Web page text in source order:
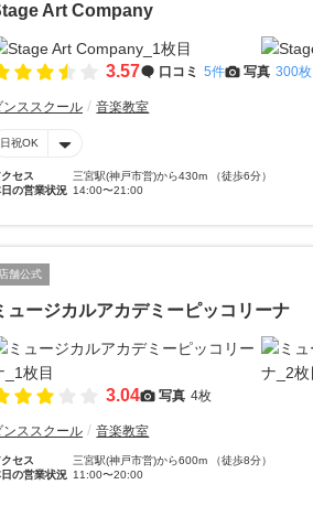
Art Company
3.57 口コミ 5件 写真 300枚
ンススクール 音楽教室
日祝OK
クセス
三宮駅(神戸市営)から430m （徒歩6分）
の営業状況 14:00〜21:00
店舗公式
ュージカルアカデミーピッコリーナ
3.04 写真 4枚
ンススクール 音楽教室
クセス
三宮駅(神戸市営)から600m （徒歩8分）
の営業状況 11:00〜20:00